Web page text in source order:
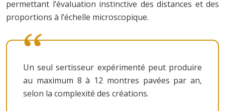
permettant l’évaluation instinctive des distances et des
proportions à l’échelle microscopique.
Un seul sertisseur expérimenté peut produire
au maximum 8 à 12 montres pavées par an,
selon la complexité des créations.